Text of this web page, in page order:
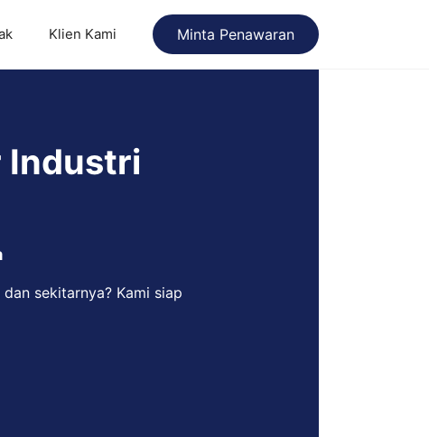
Klien Kami Minta Penawaran
Industri
sekitarnya? Kami siap